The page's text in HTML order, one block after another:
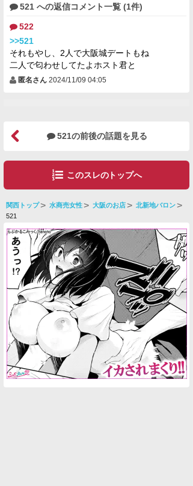
521 への返信コメント一覧 (1件)
522
>>521
それもやし、2人で大阪城デートもね
二人で匂わせしてたよホスト君と
匿名さん 2024/11/09 04:05
521の前後の話題を見る
このスレのトップへ
関西トップ 水商売女性 大阪のお店
北新地バロン
521